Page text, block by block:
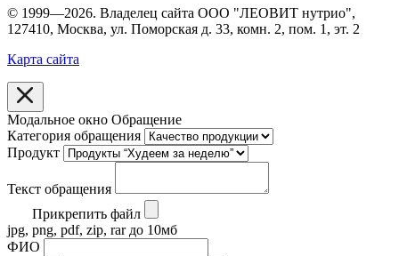
© 1999—2026. Владелец сайта ООО "ЛЕОВИТ нутрио",
127410, Москва, ул. Поморская д. 33, комн. 2, пом. 1, эт. 2
Карта сайта
Модальное окно Обращение
Категория обращения
Продукт
Текст обращения
Прикрепить файл
jpg, png, pdf, zip, rar до 10мб
ФИО